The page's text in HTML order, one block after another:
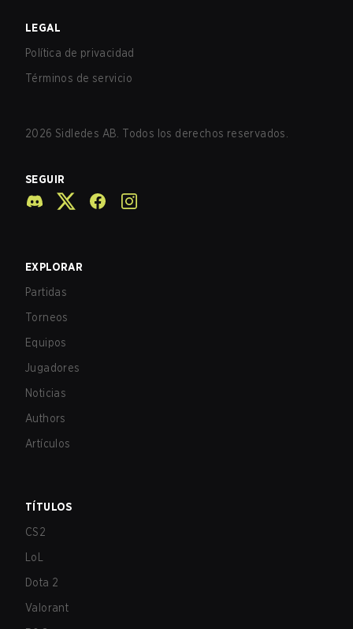
LEGAL
Política de privacidad
Términos de servicio
2026 Sidledes AB. Todos los derechos reservados.
SEGUIR
EXPLORAR
Partidas
Torneos
Equipos
Jugadores
Noticias
Authors
Artículos
TÍTULOS
CS2
LoL
Dota 2
Valorant